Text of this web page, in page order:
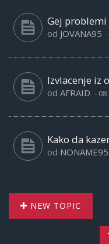
Gej problemi
od JOVANA95 -
Izvlacenje iz
od AFRAID - 08
Kako da
od NONAME95
NEW TOPIC